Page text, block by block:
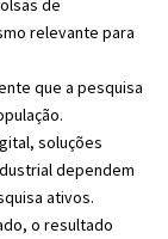
relevante para
que a pesquisa
soluções
dependem
ativos.
o resultado